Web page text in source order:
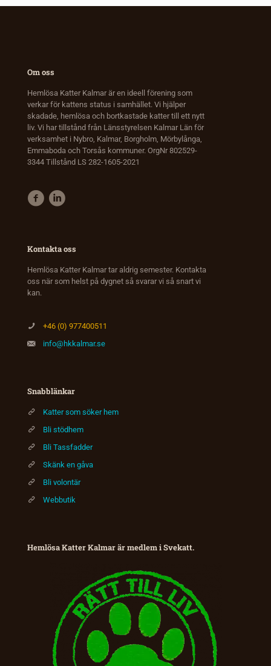
Om oss
Hemlösa Katter Kalmar är en ideell förening som
verkar för kattens status i samhället. Vi hjälper
skadade, hemlösa och bortkastade katter till ett nytt
liv. Vi har tillstånd från Länsstyrelsen Kalmar Län för
verksamhet i Nybro, Kalmar, Borgholm, Mörbylånga,
Emmaboda och Torsås kommuner. OrgNr 802529-
3344 Tillstånd LS 282-1605-2021
Kontakta oss
Hemlösa Katter Kalmar tar aldrig semester. Kontakta
oss när som helst på dygnet så svarar vi så snart vi
kan.
+46 (0) 977400511
info@hkkalmar.se
Snabblänkar
Katter som söker hem
Bli stödhem
Bli Tassfadder
Skänk en gåva
Bli volontär
Webbutik
Hemlösa Katter Kalmar är medlem i Svekatt.